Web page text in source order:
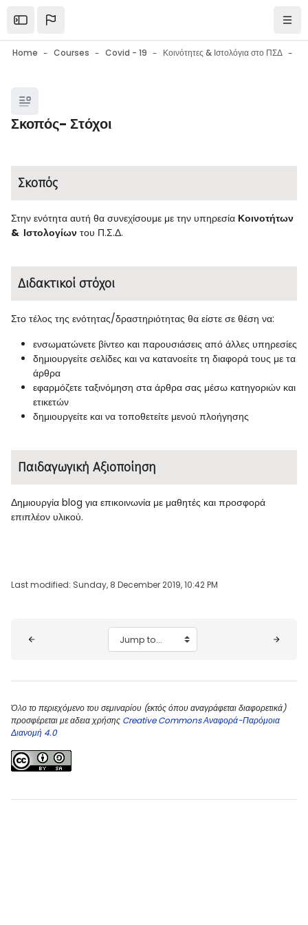
Open the sidebar
Home Courses Covid - 19 Κοινότητες & Ιστολόγια στο ΠΣΔ
Blocks
Σκοπός- Στόχοι
Blocks
Σκοπός
Στην ενότητα αυτή θα συνεχίσουμε με την υπηρεσία Κοινοτήτων
& Ιστολογίων του Π.Σ.Δ.
Διδακτικοί στόχοι
Στο τέλος της ενότητας/δραστηριότητας θα είστε σε θέση να:
ενσωματώνετε βίντεο και παρουσιάσεις από άλλες υπηρεσίες
δημιουργείτε σελίδες και να κατανοείτε τη διαφορά τους με τα
άρθρα
εφαρμόζετε ταξινόμηση στα άρθρα σας μέσω κατηγοριών και
ετικετών
δημιουργείτε και να τοποθετείτε μενού πλοήγησης
Παιδαγωγική Αξιοποίηση
Δημιουργία blog για επικοινωνία με μαθητές και προσφορά
επιπλέον υλικού.
Last modified: Sunday, 8 December 2019, 10:42 PM
Jump to...
Όλο το περιεχόμενο του σεμιναρίου (εκτός όπου αναγράφεται διαφορετικά)
προσφέρεται με αδεια χρήσης Creative Commons Αναφορά-Παρόμοια
Διανομή 4.0